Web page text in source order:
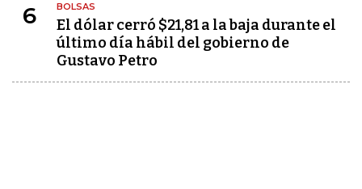
6 BOLSAS
El dólar cerró $21,81 a la baja durante el
último día hábil del gobierno de
Gustavo Petro